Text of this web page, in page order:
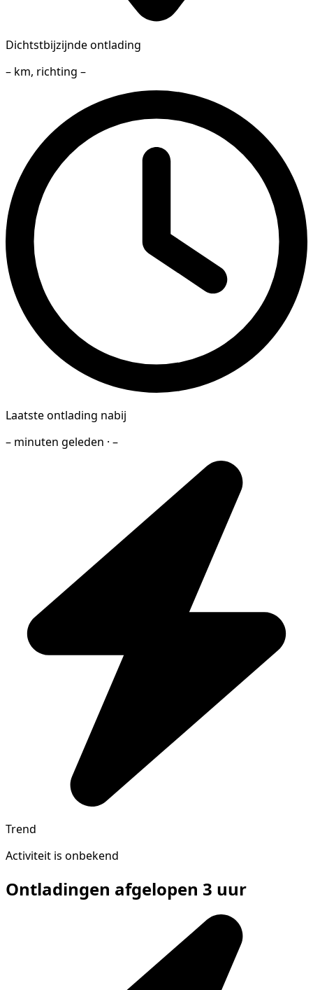
Dichtstbijzijnde ontlading
– km, richting –
Laatste ontlading nabij
– minuten geleden · –
Trend
Activiteit is onbekend
Ontladingen afgelopen 3 uur